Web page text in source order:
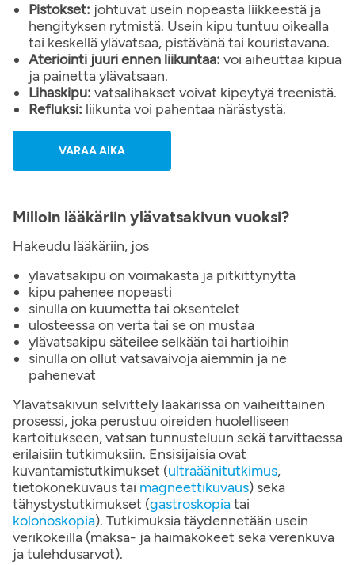
Pistokset: johtuvat usein nopeasta liikkeestä ja
hengityksen rytmistä. Usein kipu tuntuu oikealla
tai keskellä ylävatsaa, pistävänä tai kouristavana.
Ateriointi juuri ennen liikuntaa: voi aiheuttaa kipua
ja painetta ylävatsaan.
Lihaskipu: vatsalihakset voivat kipeytyä treenistä.
Refluksi: liikunta voi pahentaa närästystä.
VARAA AIKA
Milloin lääkäriin ylävatsakivun vuoksi?
Hakeudu lääkäriin, jos
ylävatsakipu on voimakasta ja pitkittynyttä
kipu pahenee nopeasti
sinulla on kuumetta tai oksentelet
ulosteessa on verta tai se on mustaa
ylävatsakipu säteilee selkään tai hartioihin
sinulla on ollut vatsavaivoja aiemmin ja ne
pahenevat
Ylävatsakivun selvittely lääkärissä on vaiheittainen
prosessi, joka perustuu oireiden huolelliseen
kartoitukseen, vatsan tunnusteluun sekä tarvittaessa
erilaisiin tutkimuksiin. Ensisijaisia ovat
kuvantamistutkimukset (ultraäänitutkimus,
tietokonekuvaus tai magneettikuvaus) sekä
tähystystutkimukset (gastroskopiatai
kolonoskopia). Tutkimuksia täydennetään usein
verikokeilla (maksa- ja haimakokeet sekä verenkuva
ja tulehdusarvot).